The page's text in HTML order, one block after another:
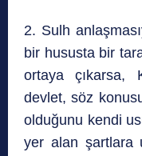
2. Sulh
bir hususta bir
ortaya çıkarsa,
devlet, söz
olduğunu kendi
yer alan şartlara